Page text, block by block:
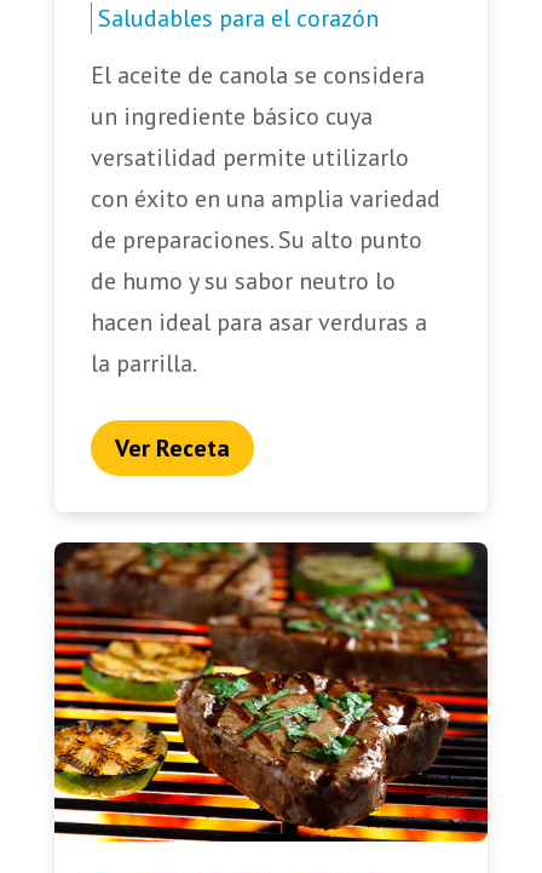
Saludables para el corazón
El aceite de canola se considera
un ingrediente básico cuya
versatilidad permite utilizarlo
con éxito en una amplia variedad
de preparaciones. Su alto punto
de humo y su sabor neutro lo
hacen ideal para asar verduras a
la parrilla.
Ver Receta